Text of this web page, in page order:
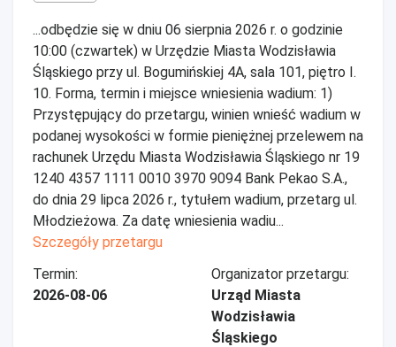
...odbędzie się w dniu 06 sierpnia 2026 r. o godzinie
10:00 (czwartek) w Urzędzie Miasta Wodzisławia
Śląskiego przy ul. Bogumińskiej 4A, sala 101, piętro I.
10. Forma, termin i miejsce wniesienia wadium: 1)
Przystępujący do przetargu, winien wnieść wadium w
podanej wysokości w formie pieniężnej przelewem na
rachunek Urzędu Miasta Wodzisławia Śląskiego nr 19
1240 4357 1111 0010 3970 9094 Bank Pekao S.A.,
do dnia 29 lipca 2026 r., tytułem wadium, przetarg ul.
Młodzieżowa. Za datę wniesienia wadiu...
Szczegóły przetargu
Termin:
2026-08-06
Organizator przetargu:
Urząd Miasta
Wodzisławia
Śląskiego